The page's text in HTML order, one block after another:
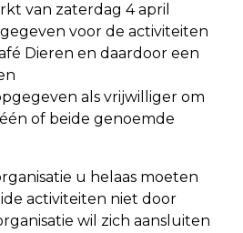
van zaterdag 4 april
voor de activiteiten
Dieren en daardoor een
als vrijwilliger om
of beide genoemde
u helaas moeten
activiteiten niet door
wil zich aansluiten